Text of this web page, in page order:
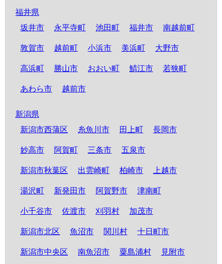
福井県
坂井市
永平寺町 池田町 福井市 南越前町
敦賀市 越前町 小浜市 美浜町 大野市
高浜町 勝山市 おおい町 鯖江市 若狭町
あわら市 越前市
新潟県
新潟市西蒲区
糸魚川市 田上町 長岡市
妙高市 阿賀町 三条市 五泉市
新潟市秋葉区 出雲崎町 柏崎市 上越市
湯沢町 新発田市 阿賀野市 津南町
小千谷市 佐渡市 刈羽村 加茂市
新潟市北区 魚沼市 関川村 十日町市
新潟市中央区 南魚沼市 粟島浦村 見附市